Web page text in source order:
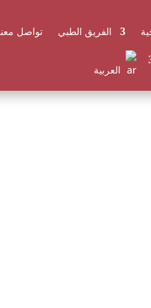
الفريق الطبي تواصل
العربية